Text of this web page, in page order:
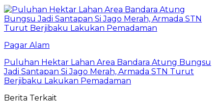
Pagar Alam
Puluhan Hektar Lahan Area Bandara Atung Bungsu
Jadi Santapan Si Jago Merah, Armada STN Turut
Berjibaku Lakukan Pemadaman
Berita Terkait